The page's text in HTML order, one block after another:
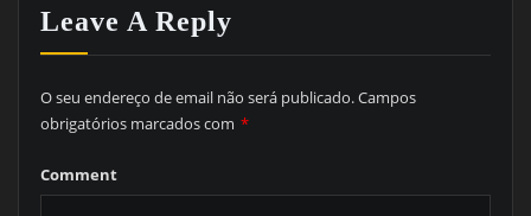
Leave A Reply
O seu endereço de email não será publicado.Campos
obrigatórios marcados com *
Comment